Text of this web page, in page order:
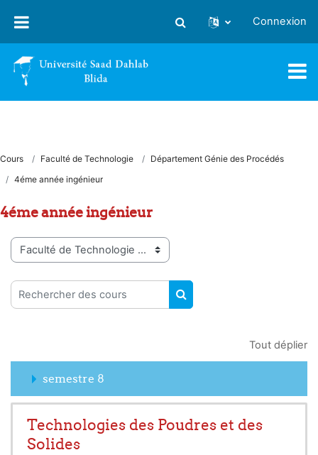
Activer/désactiver la saisie
Connexion
Cours Faculté de Technologie
Département Génie des Procédés
4éme année ingénieur
4éme année ingénieur
Catégories de cours
Rechercher des cours
RECHERCHER DES
Tout déplier
semestre 8
Technologies des Poudres et des
Solides